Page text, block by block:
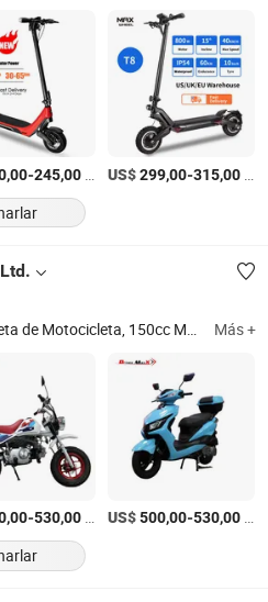
-245,00/Pieza US$299,00-315,00
125cc Motocicleta, 150cc Scooter, Motobike, Motocicleta de Calle, 250cc Motocicleta, Moto Más +
-530,00/Caja US$500,00-530,00